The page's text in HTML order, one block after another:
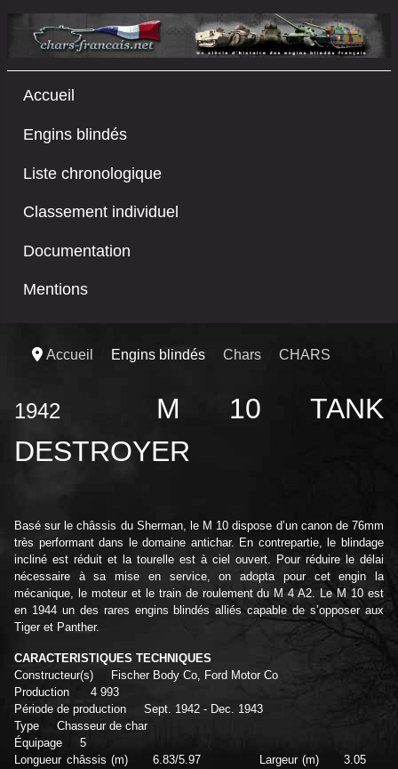
Accueil
Engins blindés
Liste chronologique
Classement individuel
Documentation
Mentions
Accueil Engins blindés Chars CHARS
1942 M 10 TANK
DESTROYER
Basé sur le châssis du Sherman, le M 10 dispose d’un canon de 76mm
très performant dans le domaine antichar. En contrepartie, le blindage
incliné est réduit et la tourelle est à ciel ouvert. Pour réduire le délai
nécessaire à sa mise en service, on adopta pour cet engin la
mécanique, le moteur et le train de roulement du M 4 A2. Le M 10 est
en 1944 un des rares engins blindés alliés capable de s’opposer aux
Tiger et Panther.
CARACTERISTIQUES TECHNIQUES
Constructeur(s) Fischer Body Co, Ford Motor Co
Production 4 993
Période de production Sept. 1942 - Dec. 1943
Type Chasseur de char
Équipage 5
Longueur châssis (m) 6.83/5.97
Largeur (m) 3.05